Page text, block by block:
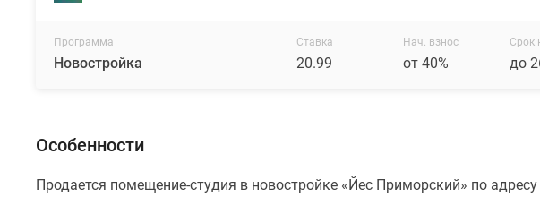
Программа
Новостройка
Ставка
20.99
Нач. взнос
от 40%
Срок
до
Особенности
Продается помещение-студия в новостройке «Йес Приморский» по